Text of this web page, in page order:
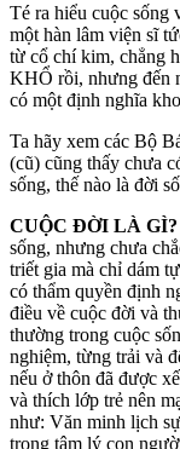
Té ra hiểu cuộc sống
một hàn lâm viện sĩ
từ cổ chí kim, chẳng
KHỔ rồi, nhưng đến
có một định nghĩa
Ta hãy xem các Bộ
(cũ) cũng thấy chưa
sống, thế nào là đời
CUỘC ĐỜI LÀ GÌ?
sống, nhưng chưa
triết gia mà chỉ dám
có thẩm quyền định
điều về cuộc đời và
thường trong cuộc
nghiệm, từng trải và
nếu ở thôn đã được
và thích lớp trẻ nên
như: Văn minh lịch
trong tâm lý con